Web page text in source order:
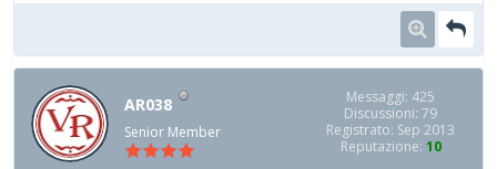
AR038
Senior Member
Messaggi: 425
Discussioni: 79
Registrato: Sep 2013
Reputazione: 10